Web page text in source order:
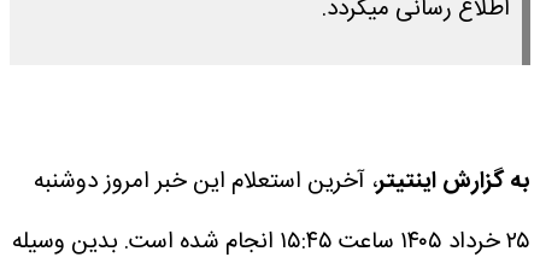
اطلاع رسانی میگردد.
به گزارش اینتیتر، آخرین استعلام این خبر امروز دوشنبه
۲۵ خرداد ۱۴۰۵ ساعت ۱۵:۴۵ انجام شده است.
بدین وسیله